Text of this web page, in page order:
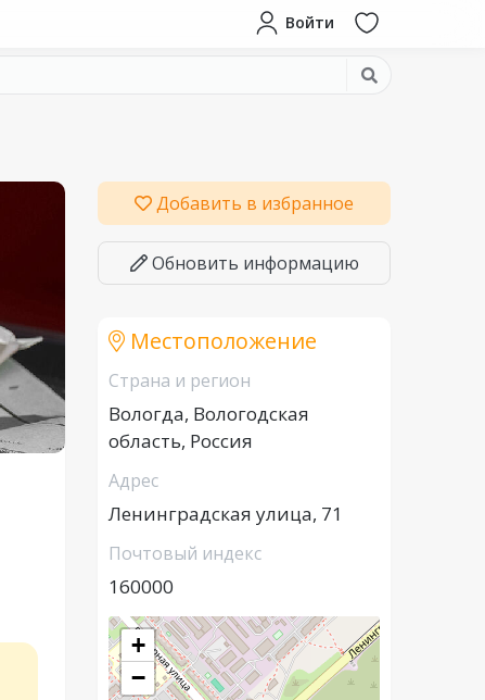
Войти
Добавить в избранное
Обновить информацию
Местоположение
Страна и регион
Вологда, Вологодская
область, Россия
Адрес
Ленинградская улица, 71
Почтовый индекс
160000
+
−